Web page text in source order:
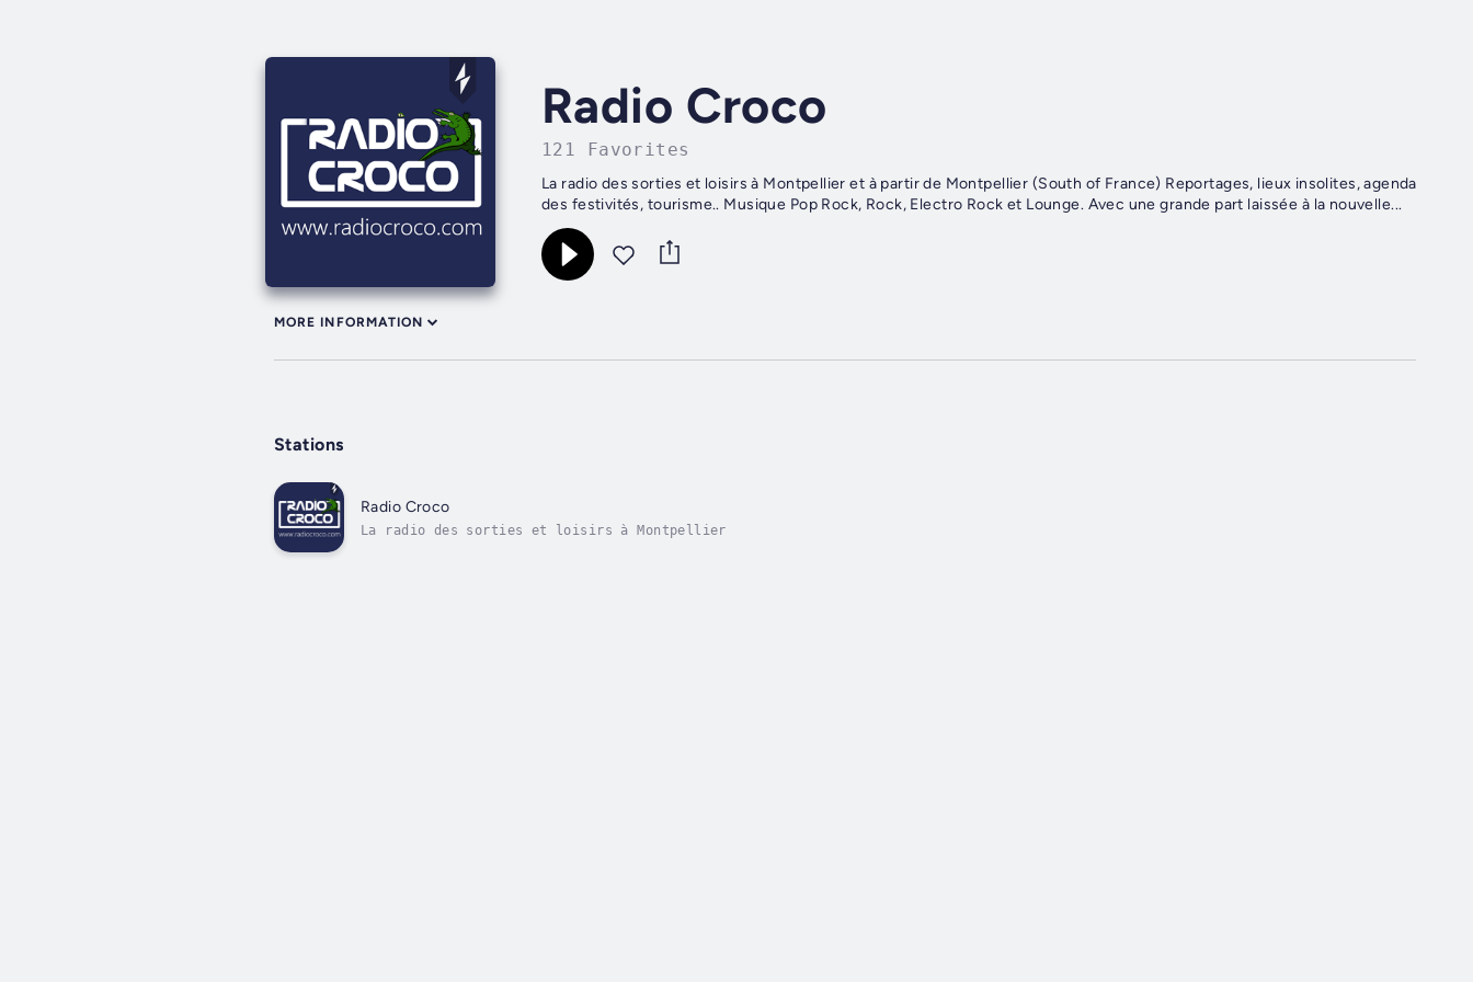
Radio Croco
121 Favorites
La radio des sorties et loisirs à Montpellier et à partir de Montpellier (South of France) Reportages, lieux insolites, agenda
des festivités, tourisme.. Musique Pop Rock, Rock, Electro Rock et Lounge. Avec une grande part laissée à la nouvelle...
MORE INFORMATION
Stations
Radio Croco
La radio des sorties et loisirs à Montpellier